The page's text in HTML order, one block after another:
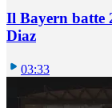
Il Bayern batte
Diaz
03:33